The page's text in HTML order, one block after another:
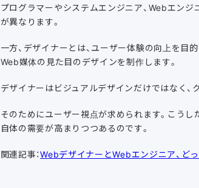
プログラマーやシステムエンジニア、Webエン
が異なります。
一方、デザイナーとは、ユーザー体験の向上を
Web媒体の見た目のデザインを制作します。
デザイナーはビジュアルデザインだけではなく
そのためにユーザー視点が求められます。こう
自体の需要が高まりつつあるのです。
関連記事：WebデザイナーとWebエンジニア、ど